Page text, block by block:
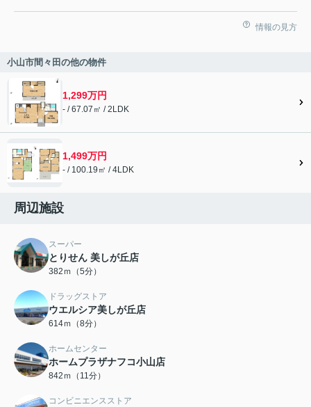
情報の見方
小山市間々田の他の物件
1,299万円
- / 67.07㎡ / 2LDK
1,499万円
- / 100.19㎡ / 4LDK
周辺施設
スーパー
とりせん 美しが丘店
382ｍ（5分）
ドラッグストア
ウエルシア美しが丘店
614ｍ（8分）
ホームセンター
ホームプラザナフコ小山店
842ｍ（11分）
コンビニエンスストア